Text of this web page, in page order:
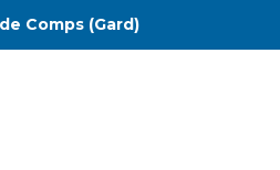
Comps (Gard)